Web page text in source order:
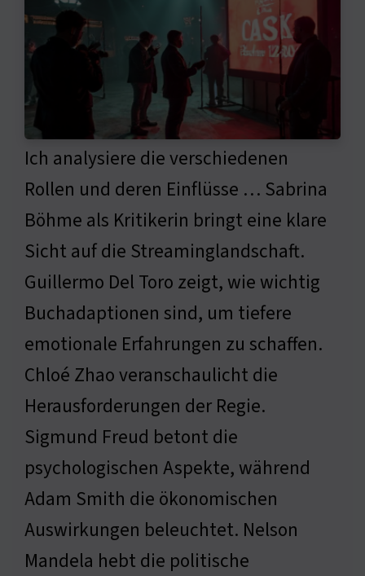
Ich analysiere die verschiedenen
Rollen und deren Einflüsse … Sabrina
Böhme als Kritikerin bringt eine klare
Sicht auf die Streaminglandschaft.
Guillermo Del Toro zeigt, wie wichtig
Buchadaptionen sind, um tiefere
emotionale Erfahrungen zu schaffen.
Chloé Zhao veranschaulicht die
Herausforderungen der Regie.
Sigmund Freud betont die
psychologischen Aspekte, während
Adam Smith die ökonomischen
Auswirkungen beleuchtet. Nelson
Mandela hebt die politische